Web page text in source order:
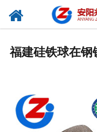
福建硅铁球在钢